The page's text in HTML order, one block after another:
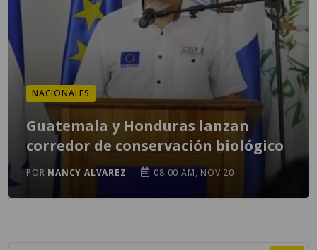
NACIONALES
Guatemala y Honduras lanzan
corredor de conservación biológico
POR NANCY ALVAREZ 08:00 AM, NOV 20